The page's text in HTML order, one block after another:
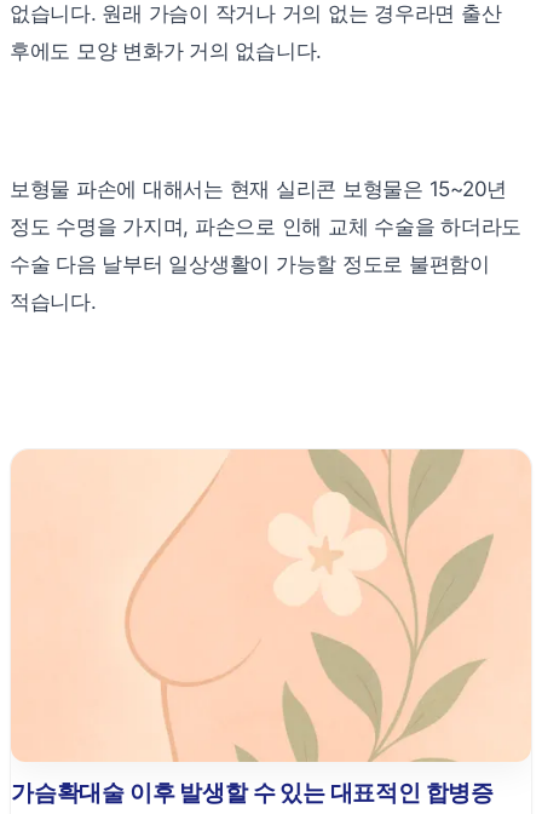
없습니다. 원래 가슴이 작거나 거의 없는 경우라면 출산
후에도 모양 변화가 거의 없습니다.
보형물 파손에 대해서는 현재 실리콘 보형물은 15~20년
정도 수명을 가지며, 파손으로 인해 교체 수술을 하더라도
수술 다음 날부터 일상생활이 가능할 정도로 불편함이
적습니다.
가슴확대술 이후 발생할 수 있는 대표적인 합병증